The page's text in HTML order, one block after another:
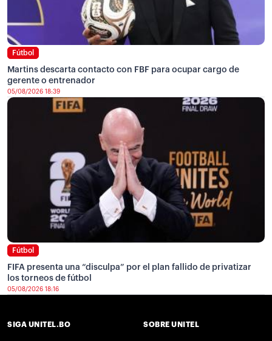
Fútbol
Martins descarta contacto con FBF para ocupar cargo de
gerente o entrenador
05/08/2026 18:39
Fútbol
FIFA presenta una “disculpa” por el plan fallido de privatizar
los torneos de fútbol
05/08/2026 18:16
SIGA UNITEL.BO SOBRE UNITEL